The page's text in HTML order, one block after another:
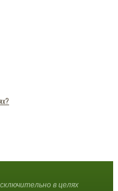
в целях